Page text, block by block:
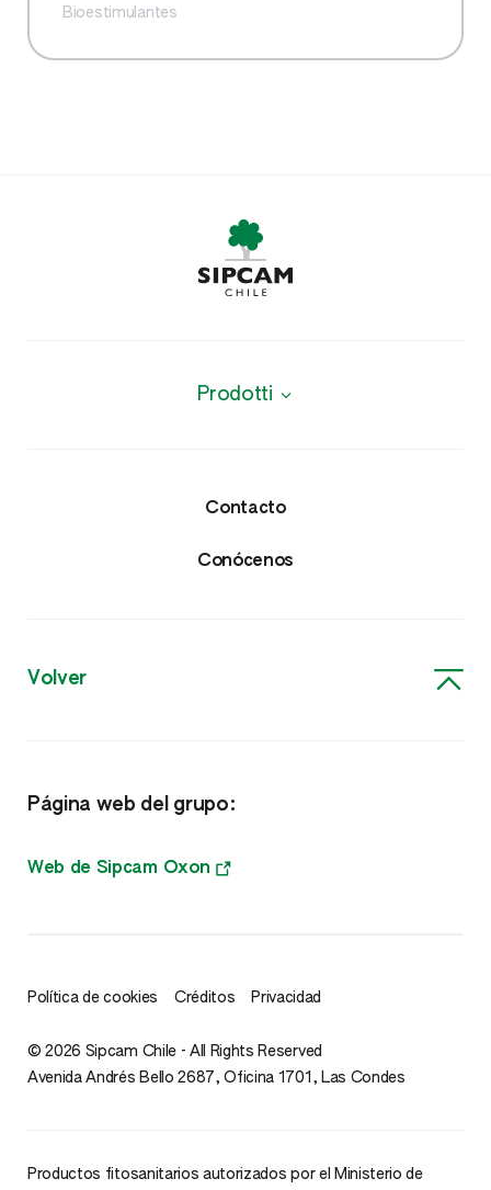
Bioestimulantes
Prodotti
Protección de cultivos
Fungicidas
Contacto
Conócenos
Volver
Página web del grupo:
Web de Sipcam Oxon
© 2026 Sipcam Chile - All Rights Reserved
Avenida Andrés Bello 2687, Oficina 1701, Las Condes
Política de cookies Créditos Privacidad
Productos fitosanitarios autorizados por el Ministerio de